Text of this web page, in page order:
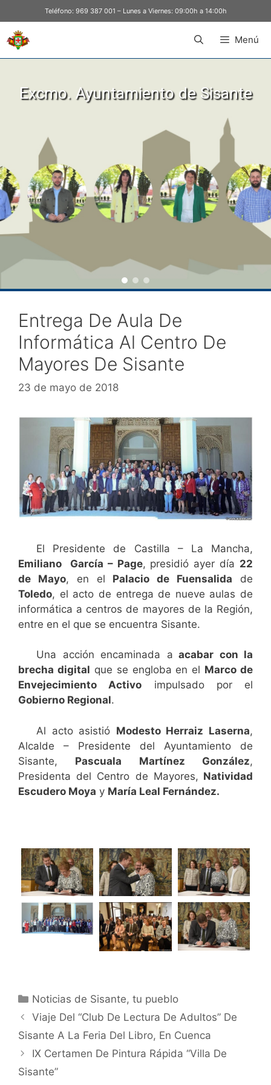
Teléfono: 969 387 001 – Lunes a Viernes: 09:00h a 14:00h
Menú
Excmo. Ayuntamiento de Sisante
Entrega De Aula De
Informática Al Centro De
Mayores De Sisante
23 de mayo de 2018
El Presidente de Castilla – La Mancha,
Emiliano García – Page, presidió ayer día 22
de Mayo, en el Palacio de Fuensalida de
Toledo, el acto de entrega de nueve aulas de
informática a centros de mayores de la Región,
entre en el que se encuentra Sisante.
Una acción encaminada a acabar con la
brecha digital que se engloba en el Marco de
Envejecimiento Activo impulsado por el
Gobierno Regional.
Al acto asistió Modesto Herraiz Laserna,
Alcalde – Presidente del Ayuntamiento de
Sisante, Pascuala Martínez González,
Presidenta del Centro de Mayores, Natividad
Escudero Moya y María Leal Fernández.
Noticias de Sisante, tu pueblo
Viaje Del “Club De Lectura De Adultos” De
Sisante A La Feria Del Libro, En Cuenca
IX Certamen De Pintura Rápida “Villa De
Sisante”